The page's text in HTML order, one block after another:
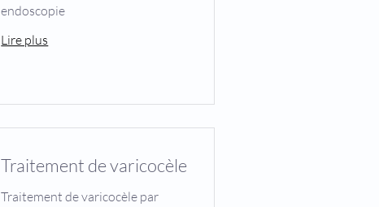
endoscopie
Lire plus
Traitement de varicocèle
Traitement de varicocèle par